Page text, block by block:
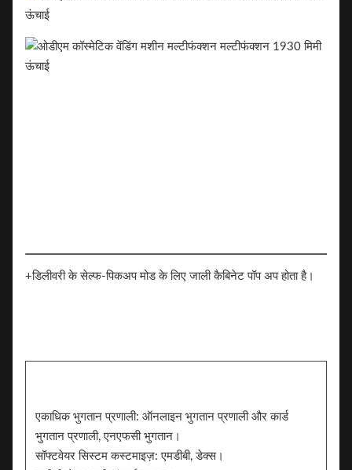
+डिलीवरी के सेल्फ-पिकअप मोड के लिए जाली कैबिनेट पॉप अप होता है।
एकाधिक भुगतान प्रणाली: ऑनलाइन भुगतान प्रणाली और कार्ड
भुगतान प्रणाली, एनएफसी भुगतान।
सॉफ्टवेयर सिस्टम कस्टमाइज़: एमडीबी, डेक्स।